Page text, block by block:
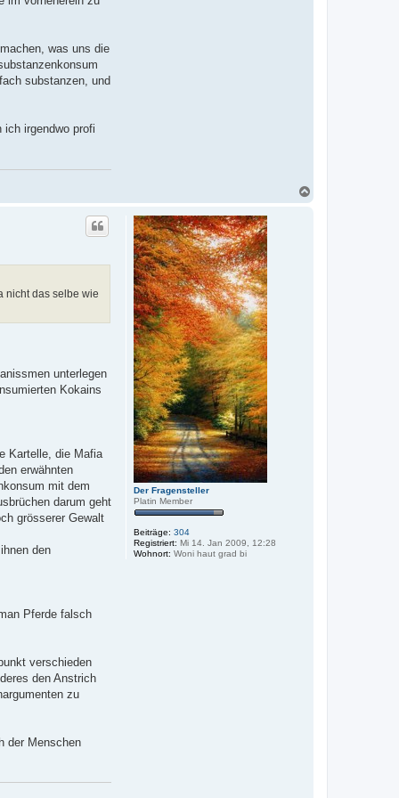
was uns die
substanzen, und
irgendwo profi
Der Fragensteller
Platin Member
Beiträge: 304
Registriert: Mi 14. Jan 2009, 12:28
Wohnort: Woni haut grad bi
nicht das selbe wie
unterlegen
Kokains
Kartelle, die Mafia
erwähnten
mit dem
darum geht
grösserer Gewalt
den
Pferde falsch
verschieden
den Anstrich
zu
der Menschen